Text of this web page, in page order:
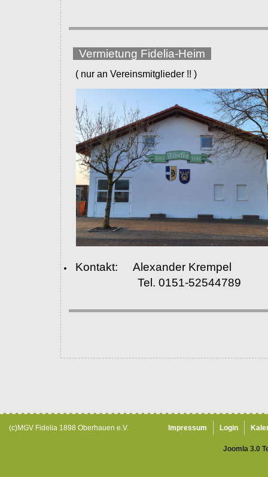
Vermietung Fidelia-Heim
( nur an Vereinsmitglieder !! )
Kontakt: Alexander Krempel
Tel. 0151-52544789
(c)MGV Fidelia 1898 Oberhauen e.V. Impressum Login
Joomla 3.0